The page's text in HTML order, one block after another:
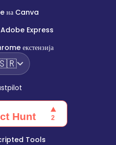
на Canva
Express
екстензија
Tools